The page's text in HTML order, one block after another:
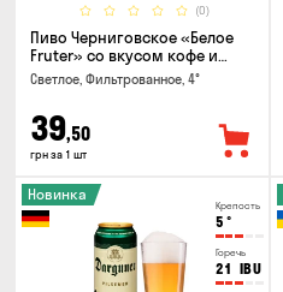
(0)
Пиво Черниговское «Белое
Fruter» со вкусом кофе и
апельсина 0.5 л
Светлое, Фильтрованное, 4°
39,50
грн за 1 шт
Крепость
5 °
Горечь
21 IBU
Новинка